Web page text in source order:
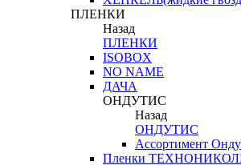
ПЛЕНКИ
Назад
ПЛЕНКИ
ISOBOX
NO NAME
ДАЧА
ОНДУТИС
Назад
ОНДУТИС
Ассортимент
Пленки